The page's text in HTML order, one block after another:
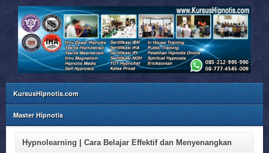
KursusHipnotis.com
Master Hipnotis
Hypnolearning | Cara Belajar Effektif dan Menyenangkan